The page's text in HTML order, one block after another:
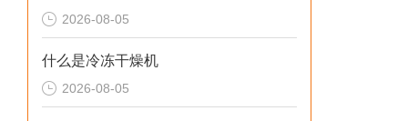
2026-08-05
什么是冷冻干燥机
2026-08-05